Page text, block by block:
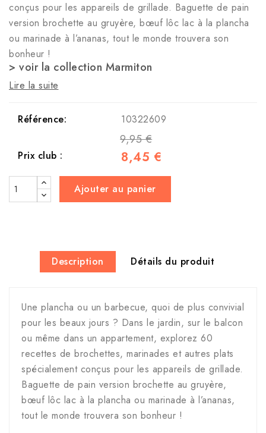
conçus pour les appareils de grillade. Baguette de pain
version brochette au gruyère, bœuf lôc lac à la plancha
ou marinade à l’ananas, tout le monde trouvera son
bonheur !
> voir la collection Marmiton
Lire la suite
Référence: 10322609
9,95 €
Prix club : 8,45 €
Ajouter au panier
Description Détails du produit
Une plancha ou un barbecue, quoi de plus convivial
pour les beaux jours ? Dans le jardin, sur le balcon
ou même dans un appartement, explorez 60
recettes de brochettes, marinades et autres plats
spécialement conçus pour les appareils de grillade.
Baguette de pain version brochette au gruyère,
bœuf lôc lac à la plancha ou marinade à l’ananas,
tout le monde trouvera son bonheur !